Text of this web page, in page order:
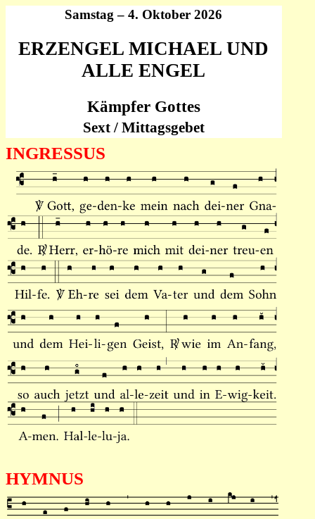
Samstag – 4. Oktober 2026
ERZENGEL MICHAEL UND
ALLE ENGEL
Kämpfer Gottes
Sext / Mittagsgebet
INGRESSUS
HYMNUS